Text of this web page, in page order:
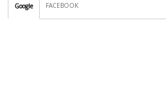
Google FACEBOOK